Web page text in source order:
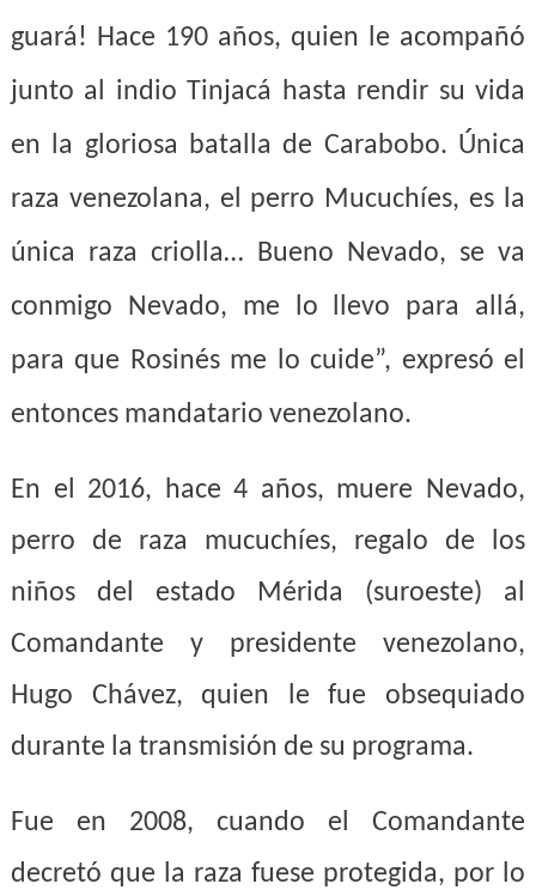
guará! Hace 190 años, quien le acompañó
junto al indio Tinjacá hasta rendir su vida
en la gloriosa batalla de Carabobo. Única
raza venezolana, el perro Mucuchíes, es la
única raza criolla… Bueno Nevado, se va
conmigo Nevado, me lo llevo para allá,
para que Rosinés me lo cuide”, expresó el
entonces mandatario venezolano.
En el 2016, hace 4 años, muere Nevado,
perro de raza mucuchíes, regalo de los
niños del estado Mérida (suroeste) al
Comandante y presidente venezolano,
Hugo Chávez, quien le fue obsequiado
durante la transmisión de su programa.
Fue en 2008, cuando el Comandante
decretó que la raza fuese protegida, por lo